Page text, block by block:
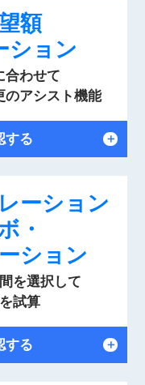
額
ション
合わせて
のアシスト機能
する ＋
ーション
・
ション
を選択して
試算
する ＋